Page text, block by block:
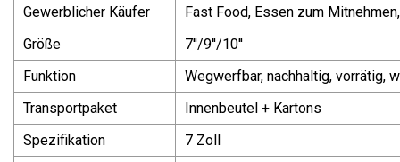
Gewerblicher Käufer
Fast Food, Essen zum
Größe
7''/9''/10''
Funktion
Wegwerfbar, nachhaltig, vorrätig,
Transportpaket
Innenbeutel + Kartons
Spezifikation
7 Zoll